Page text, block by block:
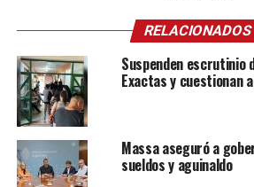
RELACIONADOS
Suspenden escrutinio
Exactas y cuestionan
Massa aseguró a
sueldos y aguinaldo